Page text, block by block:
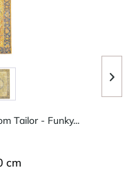
Tailor - Funky...
cm